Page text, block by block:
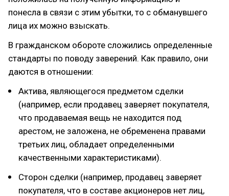
понесла в связи с этим убытки, то с обманувшего
лица их можно взыскать.
В гражданском обороте сложились определенные
стандарты по поводу заверений. Как правило, они
даются в отношении:
Актива, являющегося предметом сделки
(например, если продавец заверяет покупателя,
что продаваемая вещь не находится под
арестом, не заложена, не обременена правами
третьих лиц, обладает определенными
качественными характеристиками).
Сторон сделки (например, продавец заверяет
покупателя, что в составе акционеров нет лиц,